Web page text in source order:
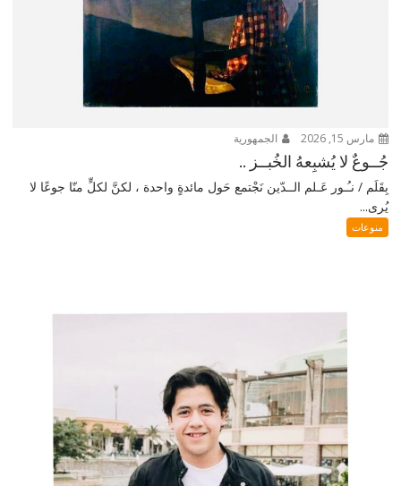
مارس 15, 2026 الجمهورية
جُــوعٌ لا يُشبِعهُ الخُبــز ..
بِقَلَم / نـُـور عَـلم الــدّين نَجْتمع حَول مائدةٍ واحدة ، لكنَّ لكلٍّ منّا جوعًا لا
يُرى...
منوعات